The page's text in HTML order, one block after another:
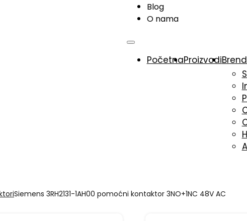
Blog
O nama
PočetnaProizvodi
Siemens 3RH2131-1AH00 pomoćni kontaktor 3NO+1NC 48V AC